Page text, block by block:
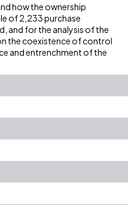
how the ownership
of 2,233 purchase
and for the analysis of the
the coexistence of control
and entrenchment of the